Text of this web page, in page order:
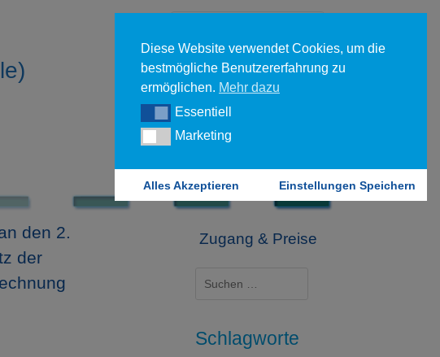
Forgot your password?
den 2.
der
Zugang & Preise
nach:
Schlagworte
Diese Website verwendet Cookies, um die
bestmögliche Benutzererfahrung zu
ermöglichen. Mehr dazu
EssentiellEssentiell
MarketingMarketing
Alles Akzeptieren Einstellungen Speichern